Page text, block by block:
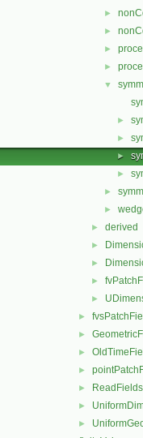
►
►
►
►
▼
►
►
►
►
►
►
► derived
►
►
►
►
►
►
►
►
► ReadFields
►
►